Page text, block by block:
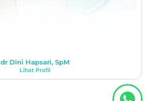
dr Dini Hapsari, SpM
Lihat Profil